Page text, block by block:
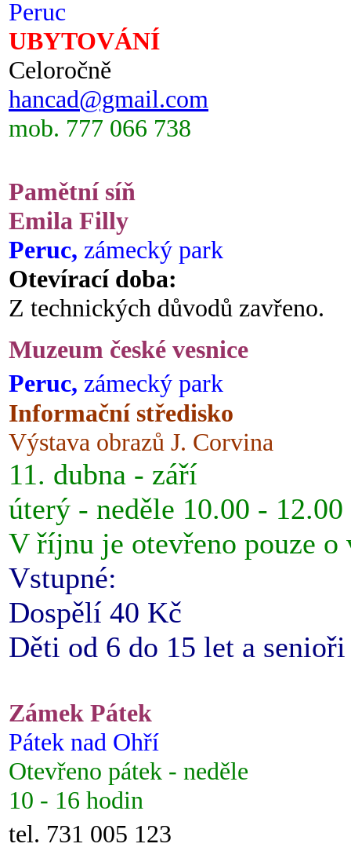
Peruc
UBYTOVÁNÍ
Celoročně
hancad@gmail.com
mob. 777 066 738
Pamětní síň
Emila Filly
Peruc, zámecký park
Otevírací doba:
Z technických důvodů zavřeno.
Muzeum české vesnice
Peruc, zámecký park
Informační středisko
Výstava obrazů J. Corvina
11. dubna - září
úterý - neděle 10.00 -
V říjnu je otevřeno pouze o
Vstupné:
Dospělí 40 Kč
Děti od 6 do 15 let a
Zámek Pátek
Pátek nad Ohří
Otevřeno pátek - neděle
10 - 16 hodin
tel. 731 005 123